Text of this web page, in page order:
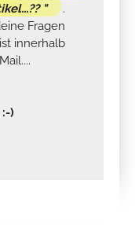
"
.
Fragen
innerhalb
)